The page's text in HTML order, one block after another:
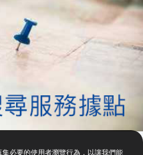
必要的使用者瀏覽行為，以讓我們能